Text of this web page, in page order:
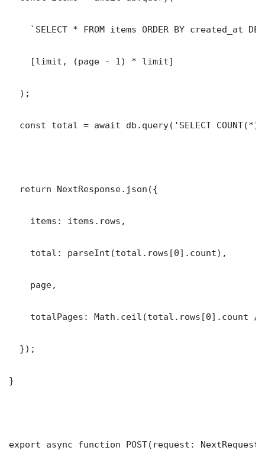
`SELECT * FROM items ORDER BY created_at
    [limit, (page - 1) * limit]
  );
const total = await db.query('SELECT COUNT(*)
  return NextResponse.json({
    items: items.rows,
    total: parseInt(total.rows[0].count),
    page,
totalPages: Math.ceil(total.rows[0].count /
  });
}
export async function POST(request: